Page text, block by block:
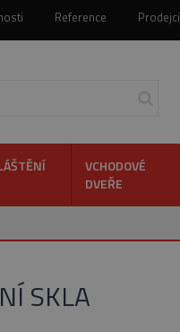
Reference Prodejci
VCHODOVÉ
DVEŘE
SKLA